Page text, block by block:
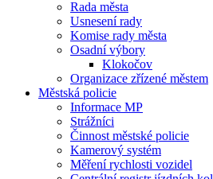
Rada města
Usnesení rady
Komise rady města
Osadní výbory
Klokočov
Organizace zřízené městem
Městská policie
Informace MP
Strážníci
Činnost městské policie
Kamerový systém
Měření rychlosti vozidel